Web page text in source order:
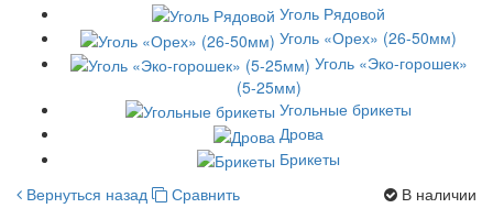
Уголь Рядовой
Уголь «Орех» (26-50мм)
Уголь «Эко-горошек»
(5-25мм)
Угольные брикеты
Дрова
Брикеты
Вернуться назад
Сравнить В наличии